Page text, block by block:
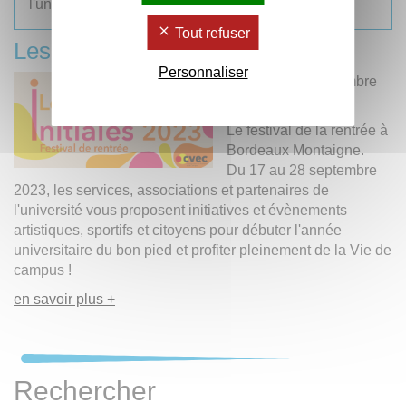
l'université
Les Initiales, rentrée 2023
Du 17 au 28 septembre
Le festival de la rentrée à
Bordeaux Montaigne.
Du 17 au 28 septembre
2023, les services, associations et partenaires de
l'université vous proposent initiatives et évènements
artistiques, sportifs et citoyens pour débuter l'année
universitaire du bon pied et profiter pleinement de la Vie de
campus !
en savoir plus +
Rechercher
Tout refuser
Personnaliser